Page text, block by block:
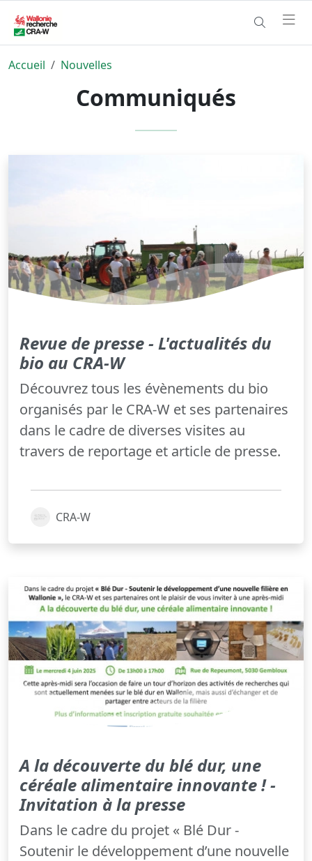
Accueil Nouvelles
Communiqués
Revue de presse - L'actualités du
bio au CRA-W
Découvrez tous les évènements du bio
organisés par le CRA-W et ses partenaires
dans le cadre de diverses visites au
travers de reportage et article de presse.
CRA-W
A la découverte du blé dur, une
céréale alimentaire innovante ! -
Invitation à la presse
Dans le cadre du projet « Blé Dur -
Soutenir le développement d’une nouvelle